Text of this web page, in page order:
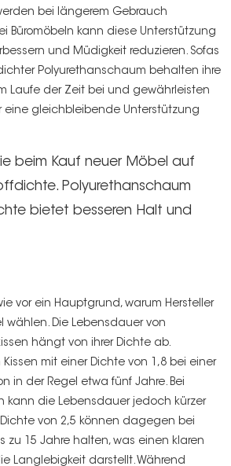
bei längerem Gebrauch
Büromöbeln kann diese Unterstützung
und Müdigkeit reduzieren. Sofas
Polyurethanschaum behalten ihre
Laufe der Zeit bei und gewährleisten
eine gleichbleibende Unterstützung
beim Kauf neuer Möbel auf
Polyurethanschaum
bietet besseren Halt und
vor ein Hauptgrund, warum Hersteller
wählen. Die Lebensdauer von
hängt von ihrer Dichte ab.
mit einer Dichte von 1,8 bei einer
in der Regel etwa fünf Jahre. Bei
kann die Lebensdauer jedoch kürzer
Dichte von 2,5 können dagegen bei
zu 15 Jahre halten, was einen klaren
Langlebigkeit darstellt. Während